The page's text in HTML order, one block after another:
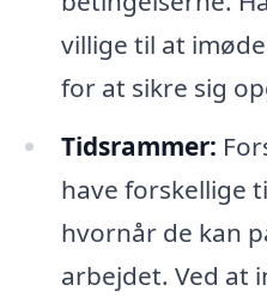
villige til at
for at sikre sig
Tidsrammer:
have forskellige
hvornår de kan
arbejdet. Ved at